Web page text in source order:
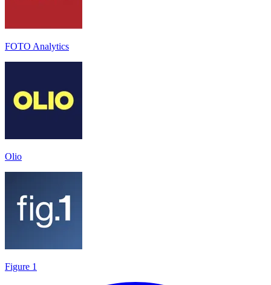
FOTO Analytics
Olio
Figure 1